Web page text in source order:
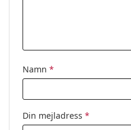
Namn *
Din mejladress *